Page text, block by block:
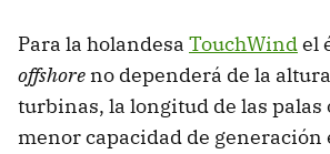
Para la holandesa TouchWindel
offshore no dependerá de la
turbinas, la longitud de las palas
menor capacidad de generación